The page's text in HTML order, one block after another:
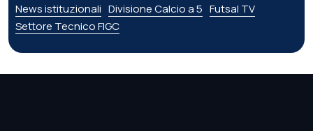
News istituzionali Divisione Calcio a 5 Futsal TV
Settore Tecnico FIGC